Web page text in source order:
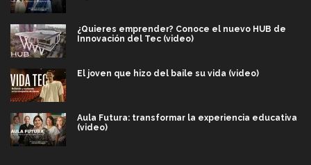
¿Quieres emprender? Conoce el nuevo HUB de
Innovación del Tec (video)
El joven que hizo del baile su vida (video)
Aula Futura: transformar la experiencia educativa
(video)